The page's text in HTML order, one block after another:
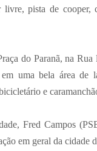
pista de cooper,
do Paranã, na
uma bela área de
e
Fred Campos
em geral da cidade